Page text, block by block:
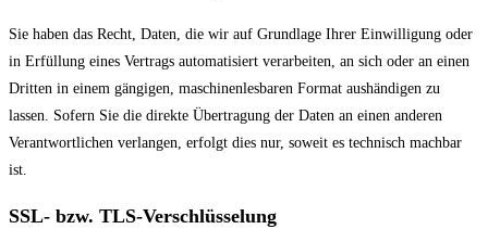
Sie haben das Recht, Daten, die wir auf Grundlage Ihrer Einwilligung oder
in Erfüllung eines Vertrags automatisiert verarbeiten, an sich oder an einen
Dritten in einem gängigen, maschinenlesbaren Format aushändigen zu
lassen. Sofern Sie die direkte Übertragung der Daten an einen anderen
Verantwortlichen verlangen, erfolgt dies nur, soweit es technisch machbar
ist.
SSL- bzw. TLS-Verschlüsselung